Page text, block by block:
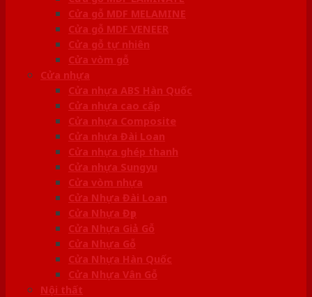
Cửa gỗ MDF MELAMINE
Cửa gỗ MDF VENEER
Cửa gỗ tự nhiên
Cửa vòm gỗ
Cửa nhựa
Cửa nhựa ABS Hàn Quốc
Cửa nhựa cao cấp
Cửa nhựa Composite
Cửa nhựa Đài Loan
Cửa nhựa ghép thanh
Cửa nhựa Sungyu
Cửa vòm nhựa
Cửa Nhựa Đài Loan
Cửa Nhựa Đẹp
Cửa Nhựa Giả Gỗ
Cửa Nhựa Gỗ
Cửa Nhựa Hàn Quốc
Cửa Nhựa Vân Gỗ
Nội thất